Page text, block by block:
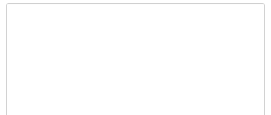
記事の続きを読む